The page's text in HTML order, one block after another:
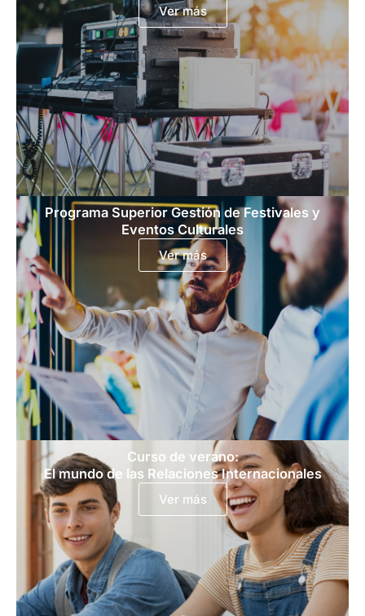
Ver más
Programa Superior Gestión de Festivales y
Eventos Culturales
Ver más
Curso de verano:
El mundo de las Relaciones Internacionales
Ver más